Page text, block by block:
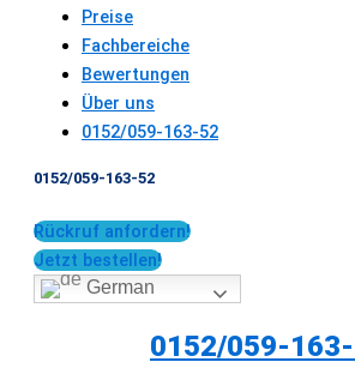
Preise
Fachbereiche
Bewertungen
Über uns
0152/059-163-52
0152/059-163-52
Rückruf anfordern!
Jetzt bestellen!
German
0152/059-